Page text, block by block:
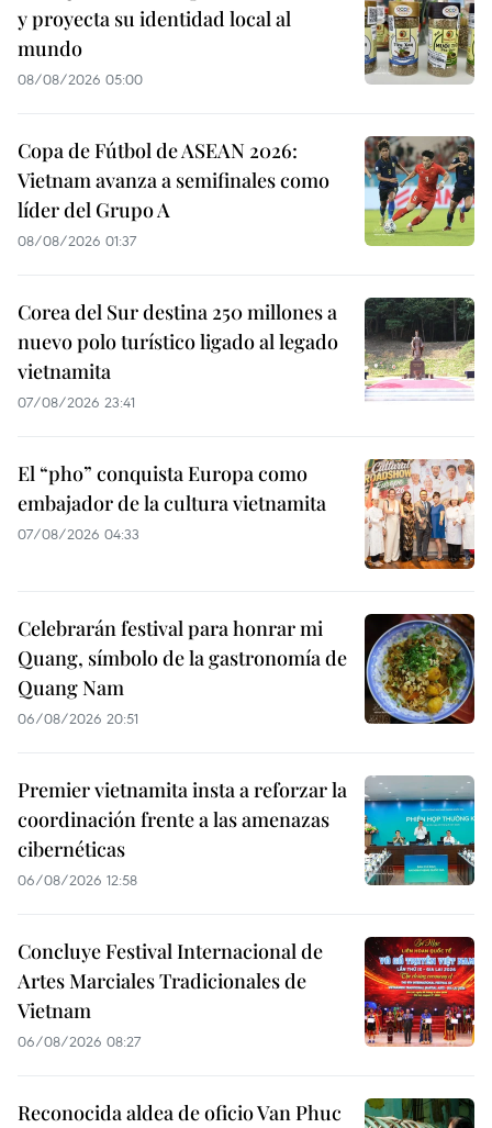
y proyecta su identidad local al
mundo
08/08/2026 05:00
Copa de Fútbol de ASEAN 2026:
Vietnam avanza a semifinales como
líder del Grupo A
08/08/2026 01:37
Corea del Sur destina 250 millones a
nuevo polo turístico ligado al legado
vietnamita
07/08/2026 23:41
El “pho” conquista Europa como
embajador de la cultura vietnamita
07/08/2026 04:33
Celebrarán festival para honrar mi
Quang, símbolo de la gastronomía de
Quang Nam
06/08/2026 20:51
Premier vietnamita insta a reforzar la
coordinación frente a las amenazas
cibernéticas
06/08/2026 12:58
Concluye Festival Internacional de
Artes Marciales Tradicionales de
Vietnam
06/08/2026 08:27
Reconocida aldea de oficio Van Phuc